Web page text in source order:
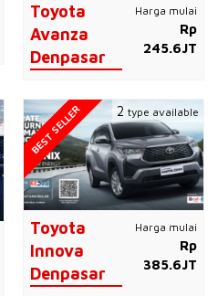
Toyota
Avanza
Denpasar
Harga mulai
Rp
245.6JT
Toyota
Innova
Denpasar
Harga mulai
Rp
385.6JT
BEST SELLER 2 type available